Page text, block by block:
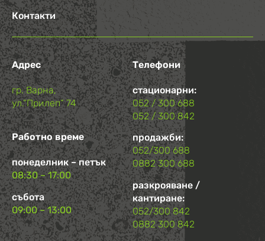
Контакти
Адрес
гр. Варна,
ул.“Прилеп“ 74
Работно време
понеделник – петък
08:30 – 17:00
събота
09:00 – 13:00
Телефони
стационарни:
052 / 300 688
052 / 300 842
продажби:
052/300 688
0882 300 688
разкрояване /
кантиране:
052/300 842
0882 300 842